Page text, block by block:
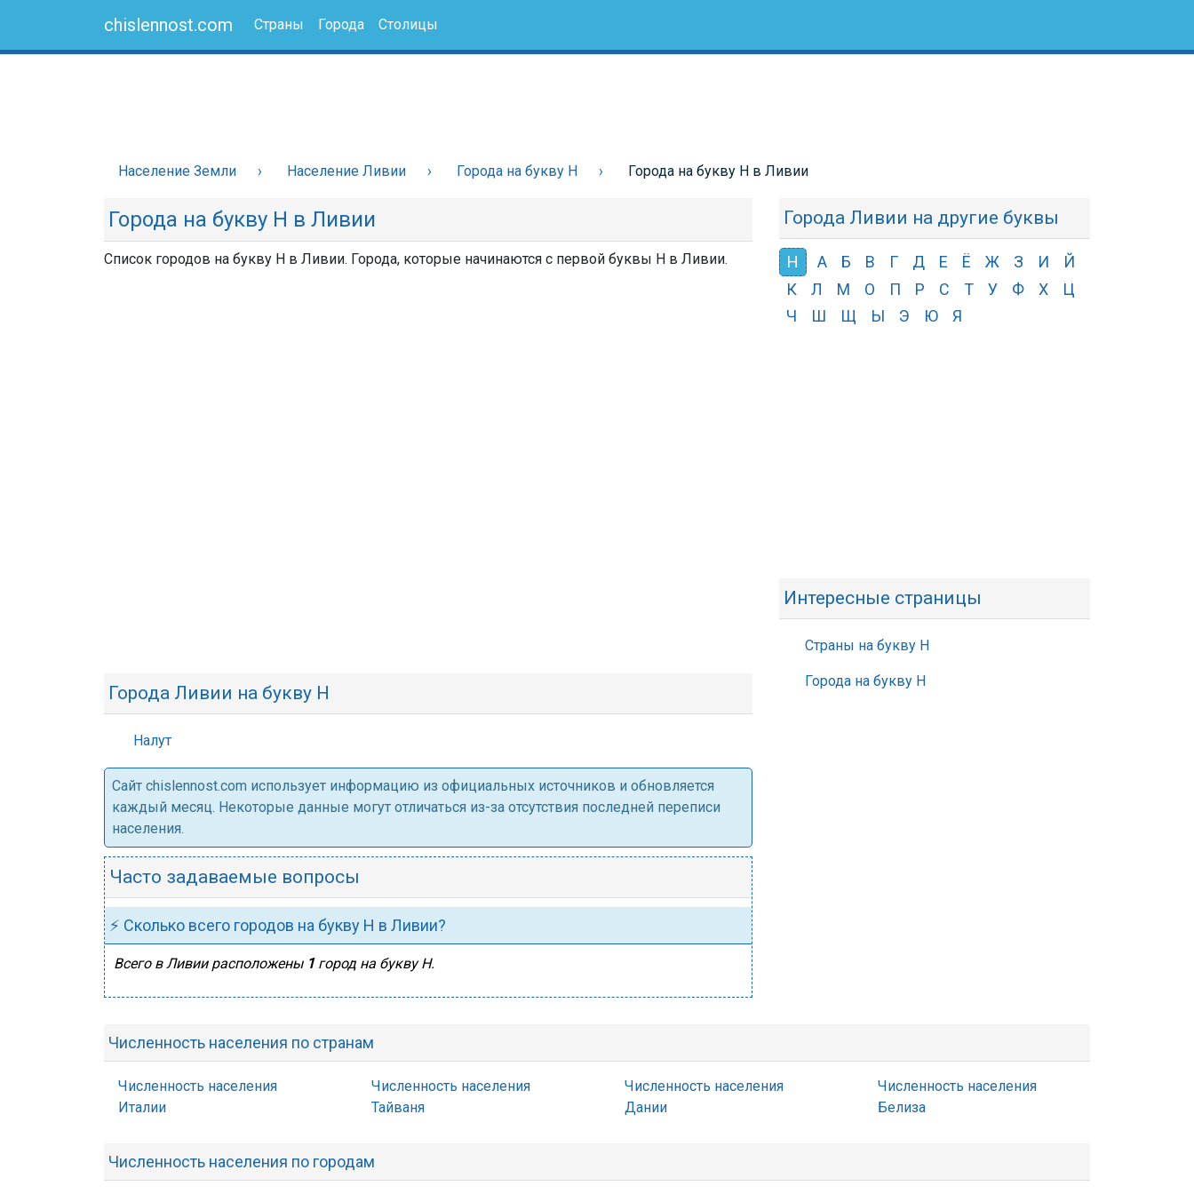
chislennost.com Страны Города Столицы
Население Земли Население Ливии Города на букву Н Города на букву Н в Ливии
Города на букву Н в Ливии
Список городов на букву Н в Ливии. Города, которые начинаются с первой буквы Н в Ливии.
Города Ливии на букву Н
Налут
Cайт chislennost.com использует информацию из официальных источников и обновляется
каждый месяц. Некоторые данные могут отличаться из-за отсутствия последней переписи
населения.
Часто задаваемые вопросы
⚡ Сколько всего городов на букву Н в Ливии?
Всего в Ливии расположены 1город на букву Н.
Города Ливии на другие буквы
Н А Б В Г Д Е Ё Ж З И
Й
К
Л М О П Р С Т У Ф Х
Ц
Ч
Ш Щ Ы Э Ю Я
Интересные страницы
Страны на букву Н
Города на букву Н
Численность населения по странам
Численность населения
Италии
Численность населения
Тайваня
Численность населения
Дании
Численность населения
Белиза
Численность населения по городам